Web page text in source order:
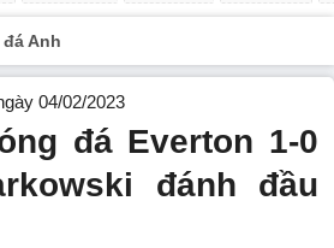
Anh
04/02/2023
đá Everton 1-0
đánh đầu